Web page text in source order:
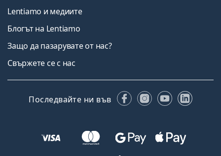
Lentiamo и медиите
Блогът на Lentiamo
Защо да пазарувате от нас?
Свържете се с нас
Последвайте ни във FacebookInstagram
YouTube